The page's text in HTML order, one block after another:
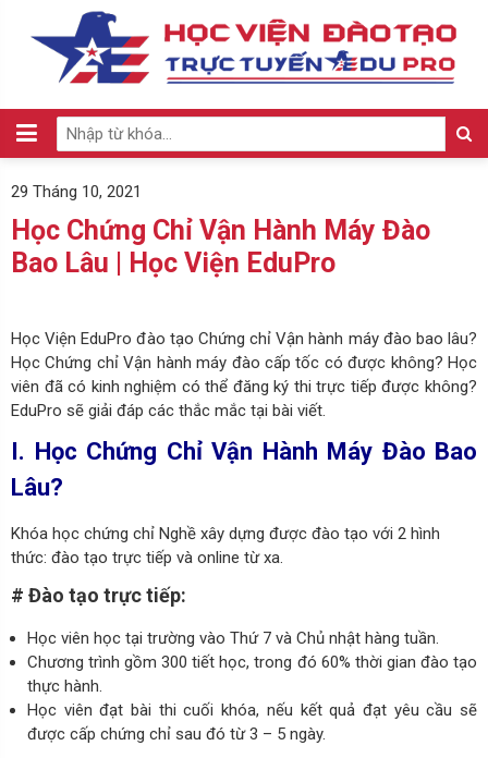
29 Tháng 10, 2021
Học Chứng Chỉ Vận Hành Máy Đào
Bao Lâu | Học Viện EduPro
Học Viện EduPro đào tạo Chứng chỉ Vận hành máy đào bao lâu?
Học Chứng chỉ Vận hành máy đào cấp tốc có được không? Học
viên đã có kinh nghiệm có thể đăng ký thi trực tiếp được không?
EduPro sẽ giải đáp các thắc mắc tại bài viết.
I. Học Chứng Chỉ Vận Hành Máy Đào Bao
Lâu?
Khóa học chứng chỉ Nghề xây dựng được đào tạo với 2 hình
thức: đào tạo trực tiếp và online từ xa.
# Đào tạo trực tiếp:
Học viên học tại trường vào Thứ 7 và Chủ nhật hàng tuần.
Chương trình gồm 300 tiết học, trong đó 60% thời gian đào tạo
thực hành.
Học viên đạt bài thi cuối khóa, nếu kết quả đạt yêu cầu sẽ
được cấp chứng chỉ sau đó từ 3 – 5 ngày.